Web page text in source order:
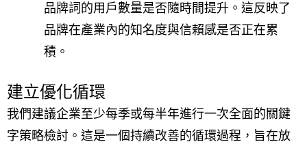
品牌詞的用戶數量是否隨時間提升。這反映了
品牌在產業內的知名度與信賴感是否正在累
積。
建立優化循環
我們建議企業至少每季或每半年進行一次全面的關鍵
字策略檢討。這是一個持續改善的循環過程，旨在放